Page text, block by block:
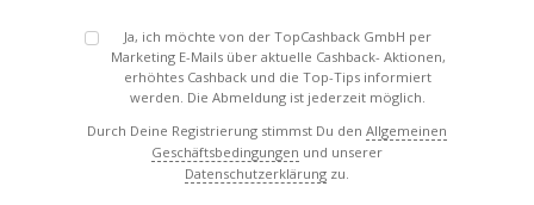
Ja, ich möchte von der TopCashback GmbH per
Marketing E-Mails über aktuelle Cashback- Aktionen,
erhöhtes Cashback und die Top-Tips informiert
werden. Die Abmeldung ist jederzeit möglich.
Durch Deine Registrierung stimmst Du den Allgemeinen
Geschäftsbedingungen und unserer
Datenschutzerklärung zu.